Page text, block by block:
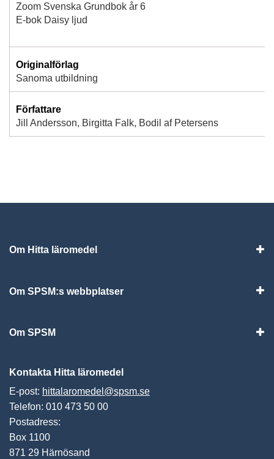
Zoom Svenska Grundbok år 6
E-bok Daisy ljud
Originalförlag
Sanoma utbildning
Författare
Jill Andersson, Birgitta Falk, Bodil af Petersens
Om Hitta läromedel
Om SPSM:s webbplatser
Om SPSM
Kontakta Hitta läromedel
E-post: hittalaromedel@spsm.se
Telefon: 010 473 50 00
Postadress:
Box 1100
871 29 Härnösand